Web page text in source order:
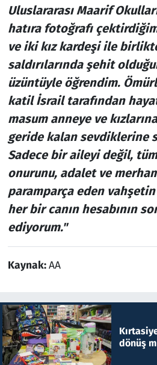
Uluslararası Maarif
hatıra fotoğrafı
ve iki kız kardeşi ile
saldırılarında şehit
üzüntüyle öğrendim.
katil İsrail tarafından
masum anneye ve
geride kalan sevdiklerine
Sadece bir aileyi değil,
onurunu, adalet ve
paramparça eden
her bir canın hesabının
ediyorum."
Kaynak:AA
dönüş